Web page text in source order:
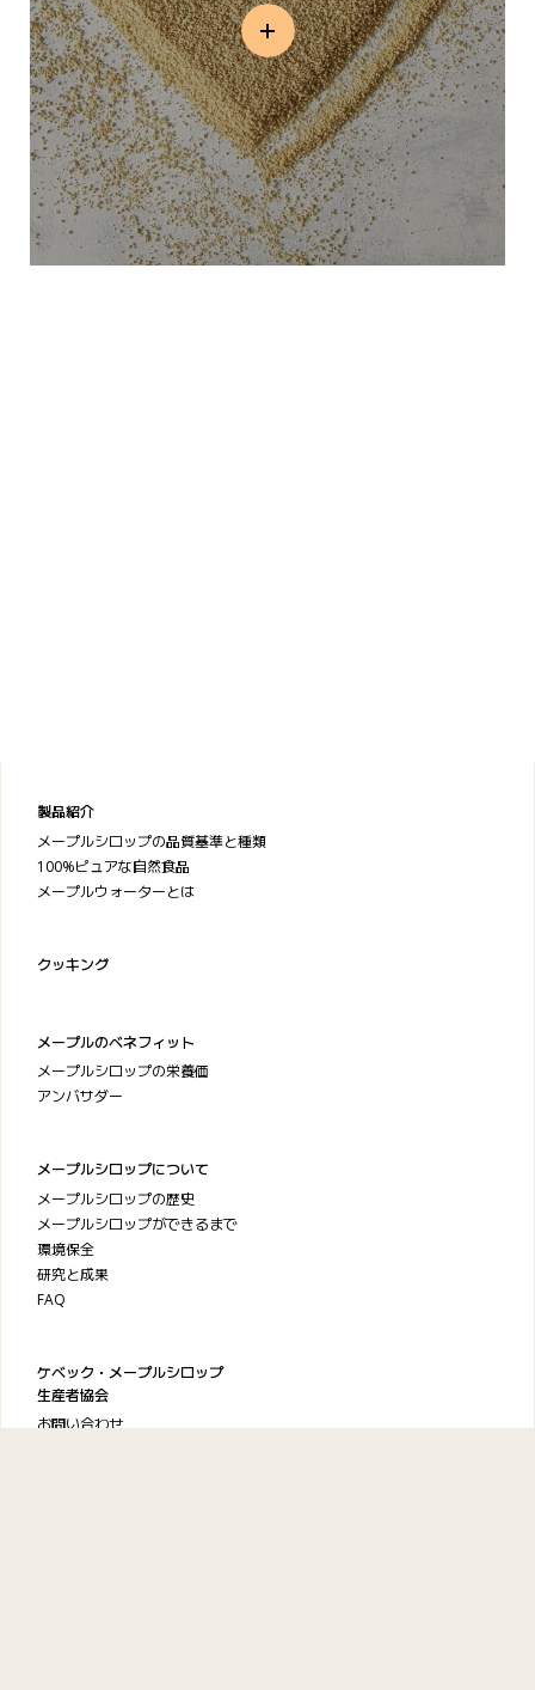
製品紹介
メープルシロップの品質基準と種類
100%ピュアな自然食品
メープルウォーターとは
クッキング
メープルのベネフィット
メープルシロップの栄養価
アンバサダー
メープルシロップについて
メープルシロップの歴史
メープルシロップができるまで
環境保全
研究と成果
FAQ
ケベック・メープルシロップ
生産者協会
お問い合わせ